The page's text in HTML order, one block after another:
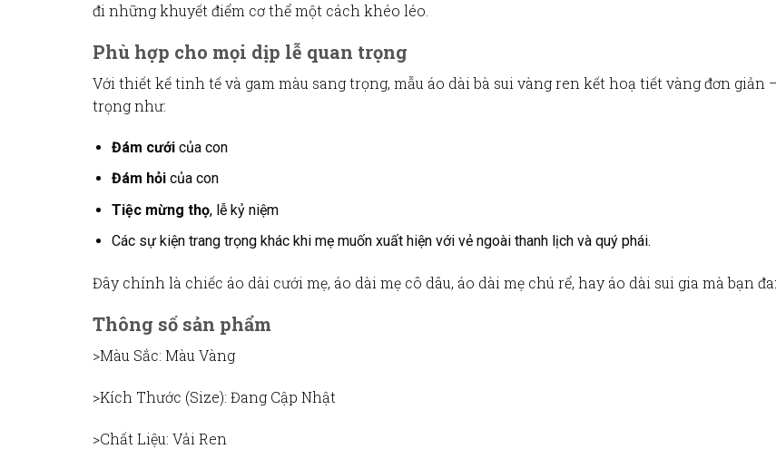
đi những khuyết điểm cơ thể một cách khéo léo.
Phù hợp cho mọi dịp lễ quan trọng
Với thiết kế tinh tế và gam màu sang trọng, mẫu áo dài bà sui vàng ren kết hoạ tiết vàng đơn giản –
trọng như:
Đám cướicủa con
Đám hỏicủa con
Tiệc mừng thọ, lễ kỷ niệm
Các sự kiện trang trọng khác khi mẹ muốn xuất hiện với vẻ ngoài thanh lịch và quý phái.
Đây chính là chiếc áo dài cưới mẹ, áo dài mẹ cô dâu, áo dài mẹ chú rể, hay áo dài sui gia mà bạn
Thông số sản phẩm
>Màu Sắc: Màu Vàng
>Kích Thước (Size): Đang Cập Nhật
>Chất Liệu: Vải Ren